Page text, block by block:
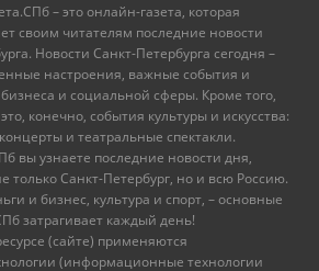
– это онлайн-газета, которая
своим читателям последние новости
Новости Санкт-Петербурга сегодня –
настроения, важные события и
и социальной сферы. Кроме того,
конечно, события культуры и искусства:
и театральные спектакли.
вы узнаете последние новости дня,
только Санкт-Петербург, но и всю Россию.
и бизнес, культура и спорт, – основные
затрагивает каждый день!
(сайте) применяются
(информационные технологии